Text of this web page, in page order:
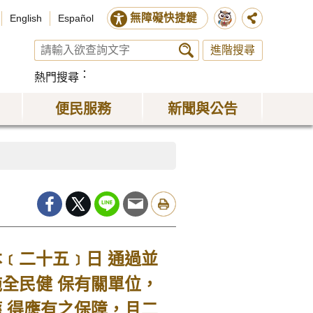
English Español 無障礙快捷鍵
進階搜尋
熱門搜尋
便民服務 新聞與公告
二十五﹞日 通過並
民健 保有關單位，
得應有之保障，且二